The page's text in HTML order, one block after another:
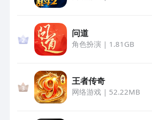
问道
角色扮演 | 1.81GB
王者传奇
网络游戏| 52.22MB